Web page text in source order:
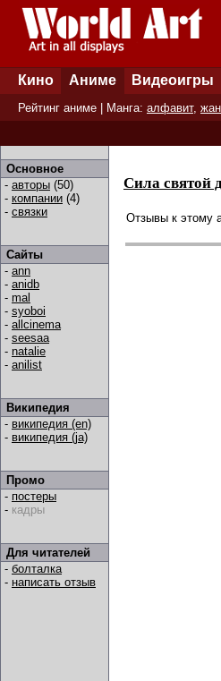
Кино Аниме Видеоигры
Рейтинг аниме | Манга: алфавит,
Основное
- авторы (50)
- компании (4)
- связки
Сайты
- ann
- anidb
- mal
- syoboi
- allcinema
- seesaa
- natalie
- anilist
Википедия
- википедия (en)
- википедия (ja)
Промо
- постеры
- кадры
Для читателей
- болталка
- написать отзыв
Сила святой
Отзывы к этому